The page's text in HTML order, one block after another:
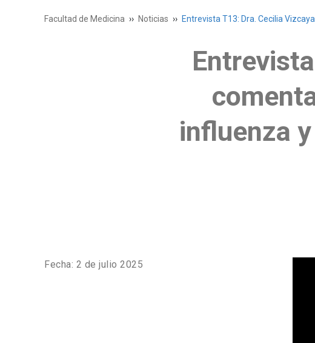
Facultad de Medicina Noticias Entrevista T13: Dra. Cecilia
influenza
Fecha: 2 de julio 2025